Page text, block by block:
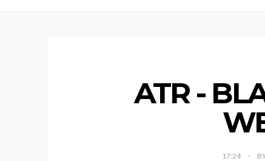
ATR -
17:24